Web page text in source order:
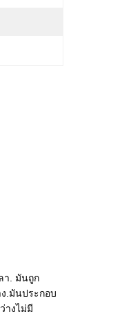
า. มันถูก
.มันประกอบ
างไม่มี